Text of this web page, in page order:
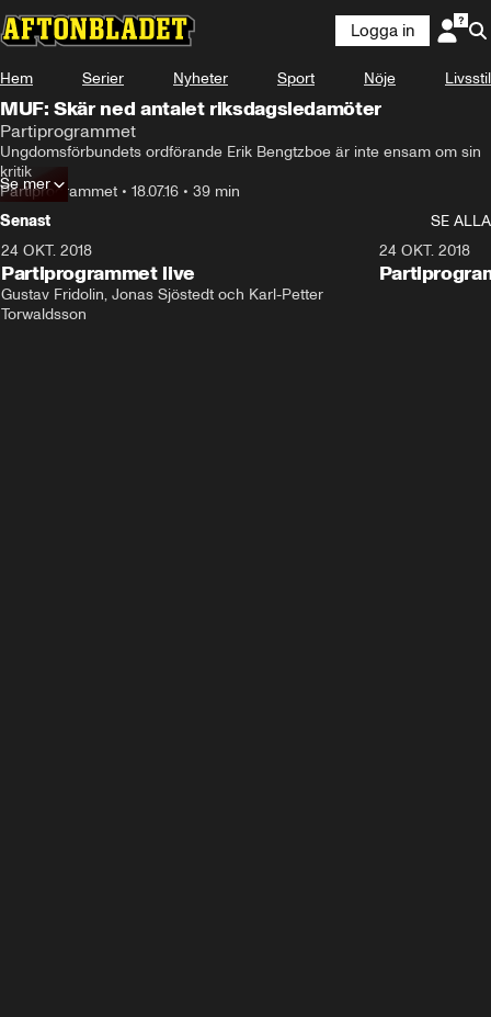
Logga in
Hem Serier Nyheter Sport Nöje Livsstil
MUF: Skär ned antalet riksdagsledamöter
Partiprogrammet
Ungdomsförbundets ordförande Erik Bengtzboe är inte ensam om sin
kritik
Partiprogrammet • 18.07.16 • 39 min
Se mer
Senast
SE ALLA
24 OKT. 2018
Partiprogrammet live
Gustav Fridolin, Jonas Sjöstedt och Karl-Petter
Torwaldsson
24 OKT. 2018